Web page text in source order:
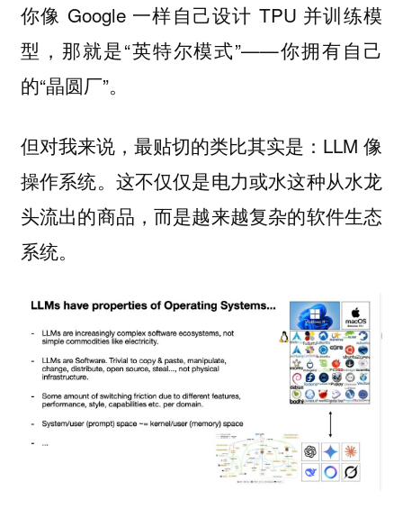
你像 Google 一样自己设计 TPU 并训练模
型，那就是“英特尔模式”——你拥有自己
的“晶圆厂”。
但对我来说，最贴切的类比其实是：LLM 像
操作系统。这不仅仅是电力或水这种从水龙
头流出的商品，而是越来越复杂的软件生态
系统。